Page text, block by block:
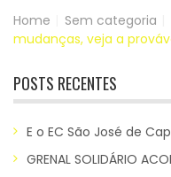
Home Sem categoria
mudanças, veja a
POSTS RECENTES
E o EC São José de
GRENAL SOLIDÁRIO